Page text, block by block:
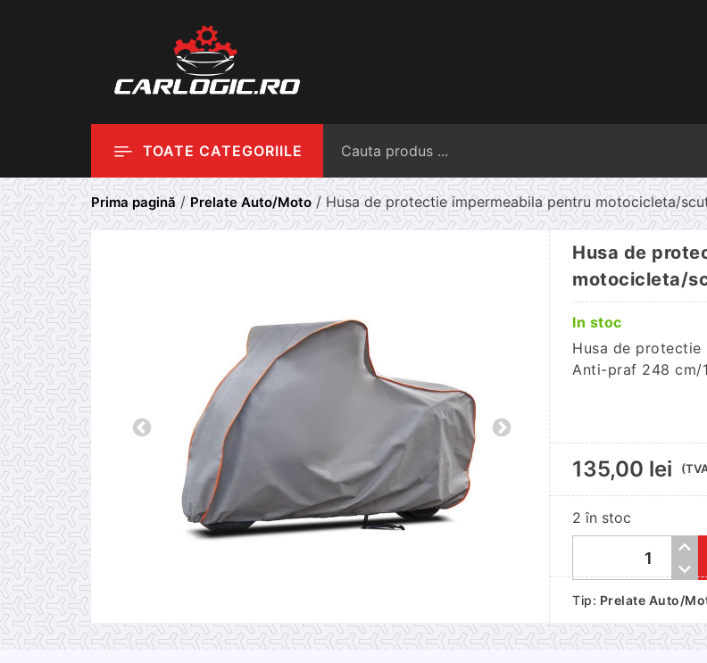
TOATE CATEGORIILE
Prima pagină/ Prelate Auto/Moto/ Husa de protectie impermeabila pentru motocicleta/
Husa de
motocicleta/
In stoc
Husa de
Anti-praf 248 cm/
135,00 lei
2 în stoc
Cantitate
de
protectie
Tip: Prelate Auto/